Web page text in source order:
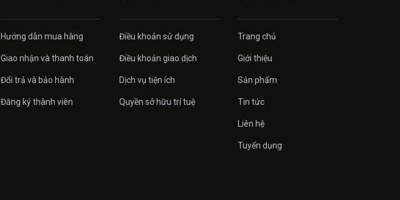
Hướng dẫn mua hàng
Giao nhận và thanh toán
Đổi trả và bảo hành
Đăng ký thành viên
Điều khoản sử dụng
Điều khoản giao dịch
Dịch vụ tiện ích
Quyền sở hữu trí tuệ
Trang chủ
Giới thiệu
Sản phẩm
Tin tức
Liên hệ
Tuyển dụng